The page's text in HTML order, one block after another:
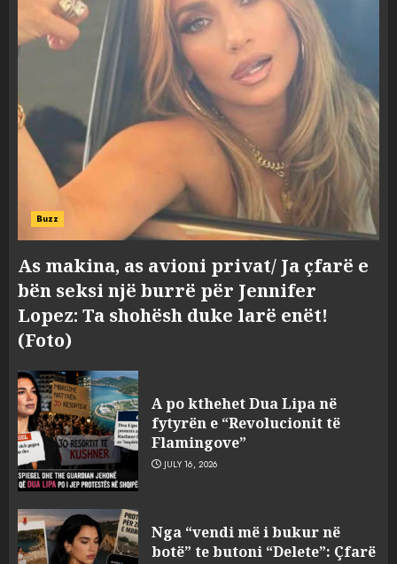
Buzz
As makina, as avioni privat/ Ja çfarë e
bën seksi një burrë për Jennifer
Lopez: Ta shohësh duke larë enët!
(Foto)
A po kthehet Dua Lipa në
fytyrën e “Revolucionit të
Flamingove”
JULY 16, 2026
Nga “vendi më i bukur në
botë” te butoni “Delete”: Çfarë
pas fundosjes anija e rrallë
gjermane e Luftës së Dytë